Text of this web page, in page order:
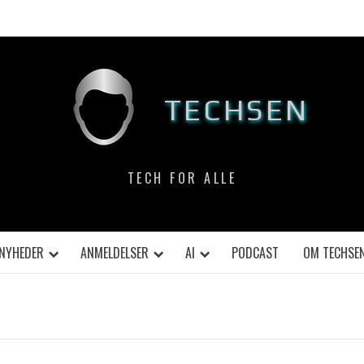
TECHSEN
TECH FOR ALLE
NYHEDER ANMELDELSER AI PODCAST OM